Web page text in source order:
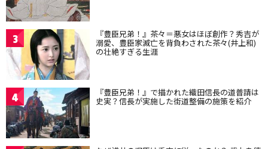
3 『豊臣兄弟！』茶々＝悪女はほぼ創作？秀吉が
溺愛、豊臣家滅亡を背負わされた茶々(井上和)
の壮絶すぎる生涯
4 『豊臣兄弟！』で描かれた織田信長の道普請は
史実？信長が実施した街道整備の施策を紹介